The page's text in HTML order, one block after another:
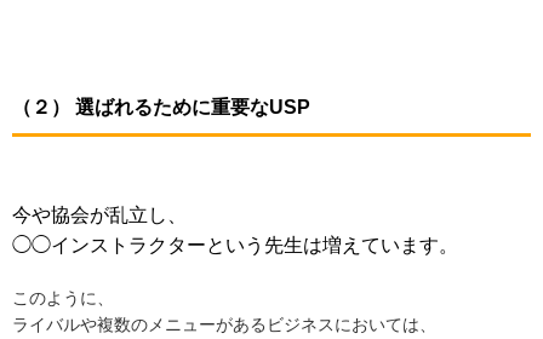
（２） 選ばれるために重要なUSP
今や協会が乱立し、
◯◯インストラクターという先生は増えています。
このように、
ライバルや複数のメニューがあるビジネスにおいては、